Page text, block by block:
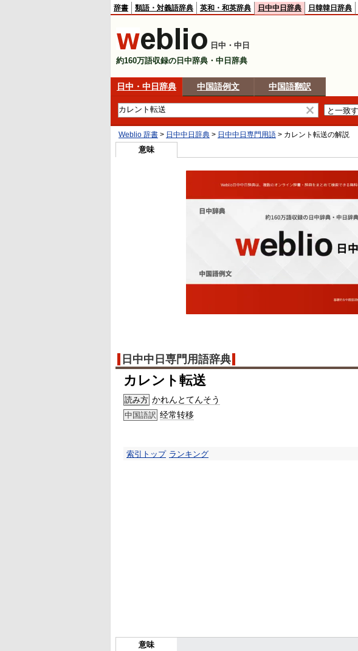
辞書 類語・対義語辞典 英和・和英辞典 日中中日辞典 日韓韓日辞典
日中・中日
約160万語収録の日中辞典・中日辞典
日中・中日辞典 中国語例文 中国語翻訳
Weblio 辞書 > 日中中日辞典 > 日中中日専門用語 > カレント転送の解説
意味
日中中日専門用語辞典
カレント転送
読み方 かれんとてんそう
中国語訳 经常转移
索引トップ ランキング
意味